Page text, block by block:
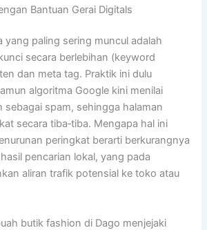
Bantuan Gerai Digitals
yang paling sering muncul adalah
secara berlebihan (keyword
dan meta tag. Praktik ini dulu
algoritma Google kini menilai
sebagai spam, sehingga halaman
secara tiba‑tiba. Mengapa hal ini
peringkat berarti berkurangnya
pencarian lokal, yang pada
aliran trafik potensial ke toko atau
butik fashion di Dago menjejaki